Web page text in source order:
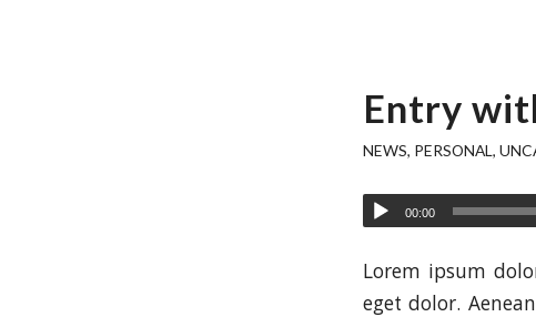
Entry
NEWS, PERSONAL,
00:00
Lorem ipsum
eget dolor.